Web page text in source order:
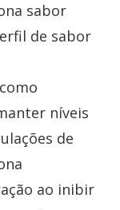
sabor
de sabor
níveis
de
ao inibir